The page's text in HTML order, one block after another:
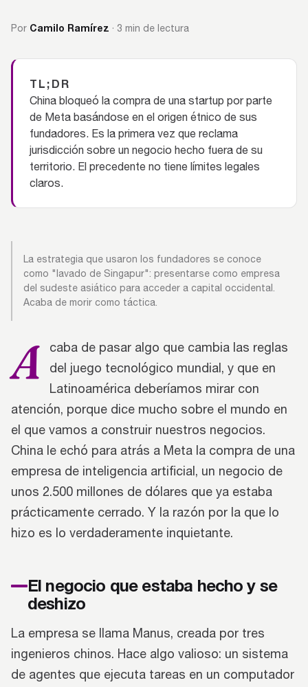
Por Camilo Ramírez · 3 min de lectura
TL;DR
China bloqueó la compra de una startup por parte
de Meta basándose en el origen étnico de sus
fundadores. Es la primera vez que reclama
jurisdicción sobre un negocio hecho fuera de su
territorio. El precedente no tiene límites legales
claros.
La estrategia que usaron los fundadores se conoce
como "lavado de Singapur": presentarse como empresa
del sudeste asiático para acceder a capital occidental.
Acaba de morir como táctica.
A
caba de pasar algo que cambia las reglas
del juego tecnológico mundial, y que en
Latinoamérica deberíamos mirar con
atención, porque dice mucho sobre el mundo en
el que vamos a construir nuestros negocios.
China le echó para atrás a Meta la compra de una
empresa de inteligencia artificial, un negocio de
unos 2.500 millones de dólares que ya estaba
prácticamente cerrado. Y la razón por la que lo
hizo es lo verdaderamente inquietante.
El negocio que estaba hecho y se
deshizo
La empresa se llama Manus, creada por tres
ingenieros chinos. Hace algo valioso: un sistema
de agentes que ejecuta tareas en un computador